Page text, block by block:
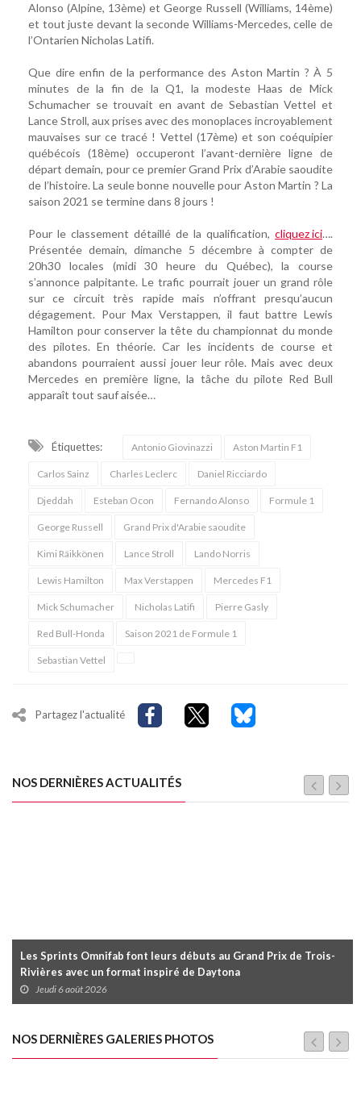
Alonso (Alpine, 13ème) et George Russell (Williams, 14ème)
et tout juste devant la seconde Williams-Mercedes, celle de
l’Ontarien Nicholas Latifi.
Que dire enfin de la performance des Aston Martin ? À 5
minutes de la fin de la Q1, la modeste Haas de Mick
Schumacher se trouvait en avant de Sebastian Vettel et
Lance Stroll, aux prises avec des monoplaces incroyablement
mauvaises sur ce tracé ! Vettel (17ème) et son coéquipier
québécois (18ème) occuperont l’avant-dernière ligne de
départ demain, pour ce premier Grand Prix d’Arabie saoudite
de l’histoire. La seule bonne nouvelle pour Aston Martin ? La
saison 2021 se termine dans 8 jours !
Pour le classement détaillé de la qualification, cliquez ici….
Présentée demain, dimanche 5 décembre à compter de
20h30 locales (midi 30 heure du Québec), la course
s’annonce palpitante. Le trafic pourrait jouer un grand rôle
sur ce circuit très rapide mais n’offrant presqu’aucun
dégagement. Pour Max Verstappen, il faut battre Lewis
Hamilton pour conserver la tête du championnat du monde
des pilotes. En théorie. Car les incidents de course et
abandons pourraient aussi jouer leur rôle. Mais avec deux
Mercedes en première ligne, la tâche du pilote Red Bull
apparaît tout sauf aisée…
Étiquettes: Antonio Giovinazzi Aston Martin F1
Carlos Sainz Charles Leclerc Daniel Ricciardo
Djeddah Esteban Ocon Fernando Alonso Formule 1
George Russell Grand Prix d'Arabie saoudite
Kimi Räikkönen Lance Stroll Lando Norris
Lewis Hamilton Max Verstappen Mercedes F1
Mick Schumacher Nicholas Latifi Pierre Gasly
Red Bull-Honda Saison 2021 de Formule 1
Sebastian Vettel
Partagez l'actualité
NOS DERNIÈRES ACTUALITÉS
Les Sprints Omnifab font leurs débuts au Grand Prix de Trois-
Rivières avec un format inspiré de Daytona
Jeudi 6 août 2026
NOS DERNIÈRES GALERIES PHOTOS